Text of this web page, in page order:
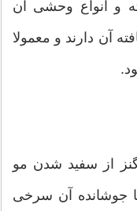
و انواع وحشی آن
آن دارند و معمولا
از سفید شدن مو
جوشانده آن سرخی